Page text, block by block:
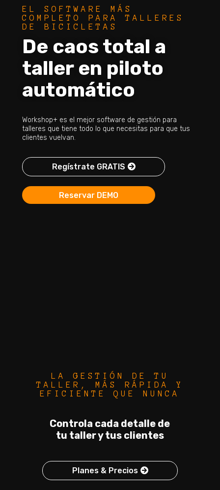
EL SOFTWARE MÁS
COMPLETO PARA TALLERES
DE BICICLETAS
De caos total a
taller en piloto
automático
Workshop+ es el mejor software de gestión para
talleres que tiene todo lo que necesitas para que tus
clientes vuelvan.
Regístrate GRATIS
Reservar DEMO
LA GESTIÓN DE TU
TALLER, MÁS RÁPIDA Y
EFICIENTE QUE NUNCA
Controla cada detalle de
tu taller y tus clientes
Planes & Precios